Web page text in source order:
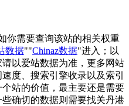
你需要查询该站的相关权重
数据""Chinaz数据"进入；以
以爱站数据为准，更多网站
度、搜索引擎收录以及索引
站的价值，最主要还是需要
确切的数据则需要找关丹港